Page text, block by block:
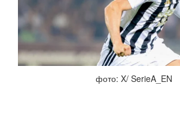
фото: X/ SerieA_EN